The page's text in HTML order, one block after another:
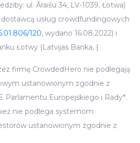
ul. Āraišu 34, LV-1039, Łotwa)
usług crowdfundingowych
120, wydano 16.08.2022) i
Łotwy (Latvijas Banka, {
firmę CrowdedHero nie podlegają
ustanowionym zgodnie z
Parlamentu Europejskiego i Rady*.
nie podlega systemom
ustanowionym zgodnie z